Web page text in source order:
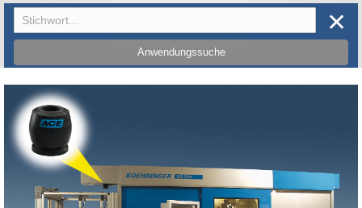
Anwendungssuche
✕